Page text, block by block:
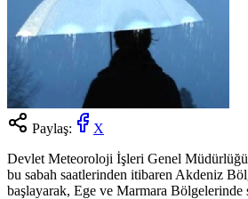
Paylaş:
X
Devlet Meteoroloji İşleri Genel
bu sabah saatlerinden itibaren Akdeniz
başlayarak, Ege ve Marmara Bölgelerinde